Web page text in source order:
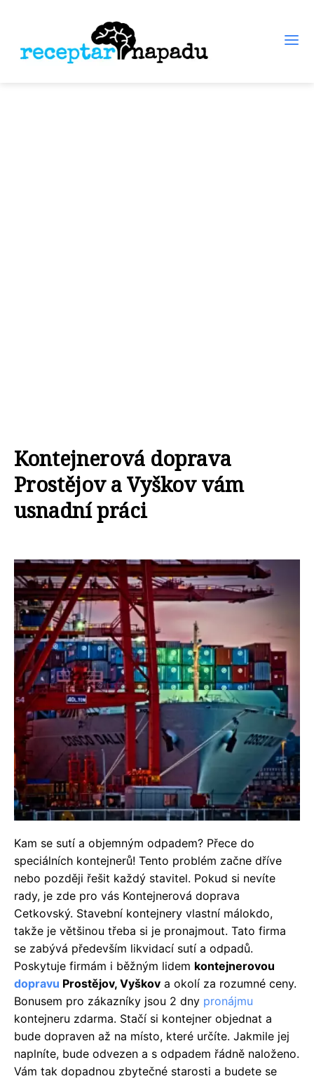
Kontejnerová doprava
Prostějov a Vyškov vám
usnadní práci
Kam se sutí a objemným odpadem? Přece do
speciálních kontejnerů! Tento problém začne dříve
nebo později řešit každý stavitel. Pokud si nevíte
rady, je zde pro vás Kontejnerová doprava
Cetkovský. Stavební kontejnery vlastní málokdo,
takže je většinou třeba si je pronajmout. Tato firma
se zabývá především likvidací sutí a odpadů.
Poskytuje firmám i běžným lidem kontejnerovou
dopravu Prostějov, Vyškov a okolí za rozumné ceny.
Bonusem pro zákazníky jsou 2 dny pronájmu
kontejneru zdarma. Stačí si kontejner objednat a
bude dopraven až na místo, které určíte. Jakmile jej
naplníte, bude odvezen a s odpadem řádně naloženo.
Vám tak dopadnou zbytečné starosti a budete se